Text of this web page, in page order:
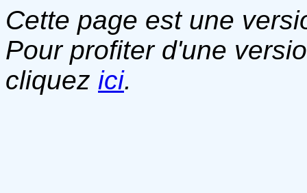
Cette page est une
Pour profiter d'une
cliquez ici.